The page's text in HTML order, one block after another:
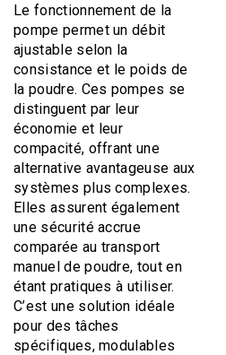
Le fonctionnement de la
pompe permet un débit
ajustable selon la
consistance et le poids de
la poudre. Ces pompes se
distinguent par leur
économie et leur
compacité, offrant une
alternative avantageuse aux
systèmes plus complexes.
Elles assurent également
une sécurité accrue
comparée au transport
manuel de poudre, tout en
étant pratiques à utiliser.
C’est une solution idéale
pour des tâches
spécifiques, modulables